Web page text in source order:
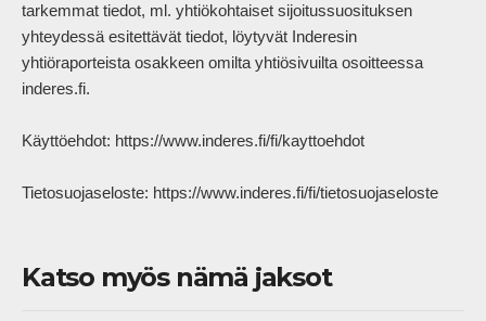
tarkemmat tiedot, ml. yhtiökohtaiset sijoitussuosituksen
yhteydessä esitettävät tiedot, löytyvät Inderesin
yhtiöraporteista osakkeen omilta yhtiösivuilta osoitteessa
inderes.fi.
Käyttöehdot: https://www.inderes.fi/fi/kayttoehdot
Katso myös nämä jaksot